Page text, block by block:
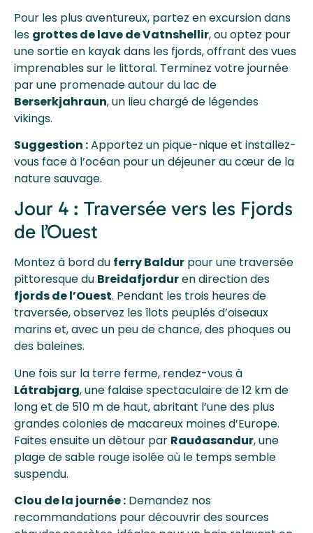
Pour les plus aventureux, partez en excursion dans
les grottes de lave de Vatnshellir, ou optez pour
une sortie en kayak dans les fjords, offrant des vues
imprenables sur le littoral. Terminez votre journée
par une promenade autour du lac de
Berserkjahraun, un lieu chargé de légendes
vikings.
Suggestion :Apportez un pique-nique et installez-
vous face à l’océan pour un déjeuner au cœur de la
nature sauvage.
Jour 4 : Traversée vers les Fjords
de l’Ouest
Montez à bord du ferry Baldur pour une traversée
pittoresque du Breidafjorduren direction des
fjords de l’Ouest. Pendant les trois heures de
traversée, observez les îlots peuplés d’oiseaux
marins et, avec un peu de chance, des phoques ou
des baleines.
Une fois sur la terre ferme, rendez-vous à
Látrabjarg, une falaise spectaculaire de 12 km de
long et de 510 m de haut, abritant l’une des plus
grandes colonies de macareux moines d’Europe.
Faites ensuite un détour par Rauðasandur, une
plage de sable rouge isolée où le temps semble
suspendu.
Clou de la journée : Demandez nos
recommandations pour découvrir des sources